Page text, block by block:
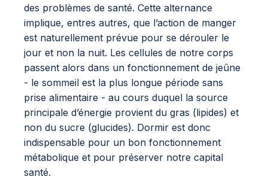
des problèmes de santé. Cette alternance
implique, entres autres, que l’action de manger
est naturellement prévue pour se dérouler le
jour et non la nuit. Les cellules de notre corps
passent alors dans un fonctionnement de jeûne
- le sommeil est la plus longue période sans
prise alimentaire - au cours duquel la source
principale d’énergie provient du gras (lipides) et
non du sucre (glucides). Dormir est donc
indispensable pour un bon fonctionnement
métabolique et pour préserver notre capital
santé.